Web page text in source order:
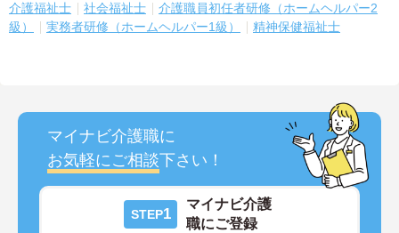
介護福祉士 社会福祉士
介護職員初任者研修（ホームヘルパー2
級）
実務者研修（ホームヘルパー1級） 精神保健福祉士
マイナビ介護職に
お気軽にご相談下さい！
STEP1
マイナビ介護
職にご登録